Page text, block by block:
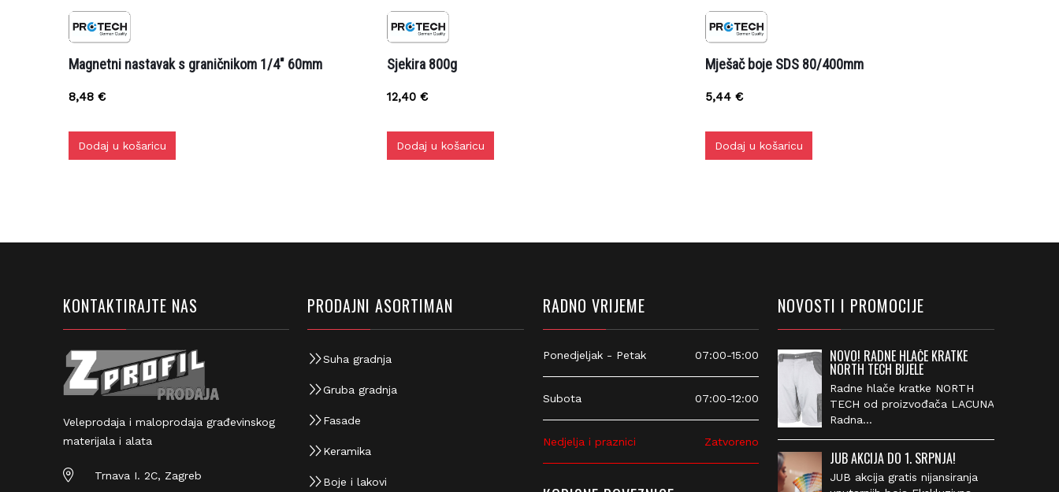
Magnetni nastavak s graničnikom 1/4″ 60mm
8,48€
Dodaj u košaricu
Sjekira 800g
12,40€
Dodaj u košaricu
Mješač boje SDS 80/400mm
5,44€
Dodaj u košaricu
KONTAKTIRAJTE NAS
Veleprodaja i maloprodaja građevinskog
materijala i alata
Trnava I. 2C, Zagreb
PRODAJNI ASORTIMAN
Suha gradnja
Gruba gradnja
Fasade
Keramika
Boje i lakovi
RADNO VRIJEME
Ponedjeljak - Petak 07:00-15:00
Subota 07:00-12:00
Nedjelja i praznici Zatvoreno
NOVOSTI I PROMOCIJE
NOVO! RADNE HLAČE KRATKE
NORTH TECH BIJELE
Radne hlače kratke NORTH
TECH od proizvođača
LACUNA Radna…
JUB AKCIJA DO 1. SRPNJA!
JUB akcija gratis nijansiranja